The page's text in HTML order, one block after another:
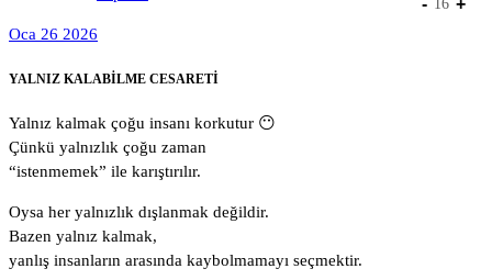
Oca 26 2026
YALNIZ KALABİLME CESARETİ
Yalnız kalmak çoğu insanı korkutur 😶
Çünkü yalnızlık çoğu zaman
“istenmemek” ile karıştırılır.
Oysa her yalnızlık dışlanmak değildir.
Bazen yalnız kalmak,
yanlış insanların arasında kaybolmamayı seçmektir.
16